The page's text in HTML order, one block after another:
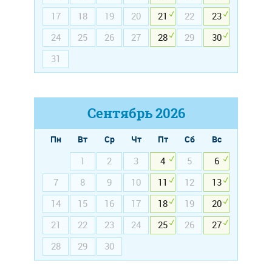
17
18 19 20 21 22
23
24
25 26 27 28 29
30
31
Сентябрь2026
Пн Вт Ср Чт Пт Сб
Вс
1
2 3 4 5
6
7
8 9 10 11 12
13
14
15 16 17 18 19
20
21
22 23 24 25 26
27
28
29 30